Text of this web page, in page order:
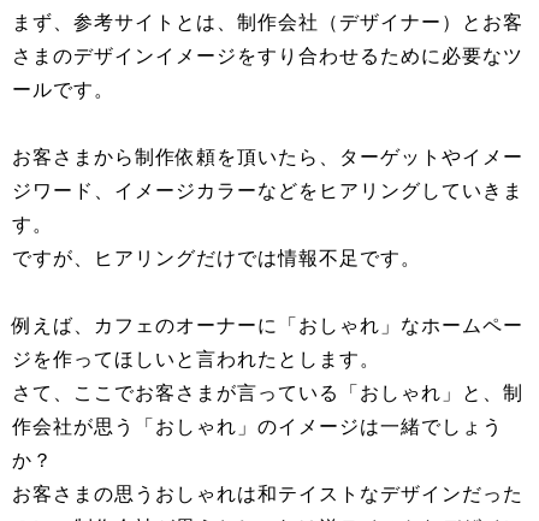
まず、参考サイトとは、制作会社（デザイナー）とお客
さまのデザインイメージをすり合わせるために必要なツ
ールです。
お客さまから制作依頼を頂いたら、ターゲットやイメー
ジワード、イメージカラーなどをヒアリングしていきま
す。
ですが、ヒアリングだけでは情報不足です。
例えば、カフェのオーナーに「おしゃれ」なホームペー
ジを作ってほしいと言われたとします。
さて、ここでお客さまが言っている「おしゃれ」と、制
作会社が思う「おしゃれ」のイメージは一緒でしょう
か？
お客さまの思うおしゃれは和テイストなデザインだった